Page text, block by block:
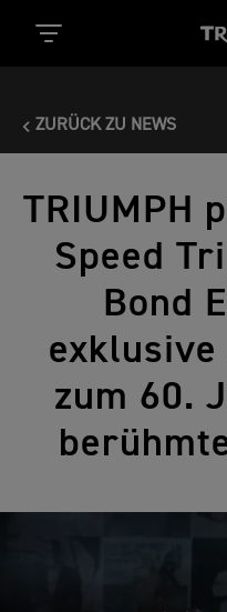
ZURÜCK ZU NEWS
TRIUMPH
Speed
Bond
exklusive
zum 60.